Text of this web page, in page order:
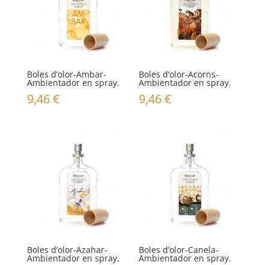
Boles d’olor-Ambar-
Ambientador en spray.
9,46€
Boles d’olor-Acorns-
Ambientador en spray.
9,46€
Boles d’olor-Azahar-
Ambientador en spray.
Boles d’olor-Canela-
Ambientador en spray.